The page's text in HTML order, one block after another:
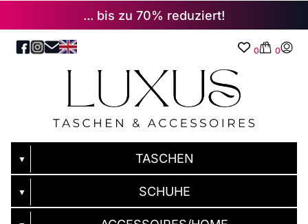
... bis zu 70% reduziert!
0 0
▼ TASCHEN
▼ SCHUHE